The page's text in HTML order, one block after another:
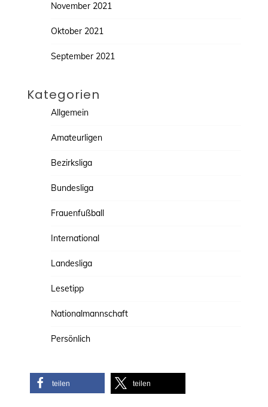
November 2021
Oktober 2021
September 2021
Kategorien
Allgemein
Amateurligen
Bezirksliga
Bundesliga
Frauenfußball
International
Landesliga
Lesetipp
Nationalmannschaft
Persönlich
teilen teilen